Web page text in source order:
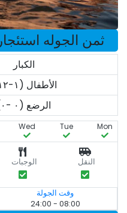
ثمن الجوله استئجار
الكبار
الأطفال (١-١٢ )
الرضع (٠ -٠)
Mon
Tue
Wed
النقل الوجبات
وقت الجولة
08:00 - 24:00